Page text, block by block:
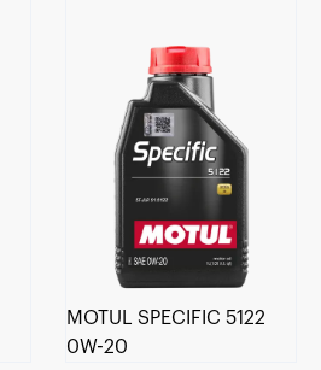
MOTUL SPECIFIC 5122
0W-20